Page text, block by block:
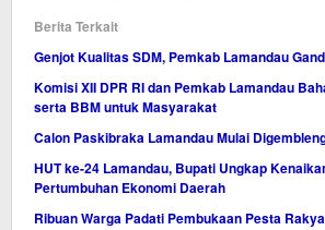
Berita Terkait
Genjot Kualitas SDM, Pemkab Lamandau
Komisi XII DPR RI dan Pemkab Lamandau
serta BBM untuk Masyarakat
Calon Paskibraka Lamandau Mulai
HUT ke-24 Lamandau, Bupati Ungkap
Pertumbuhan Ekonomi Daerah
Ribuan Warga Padati Pembukaan Pesta